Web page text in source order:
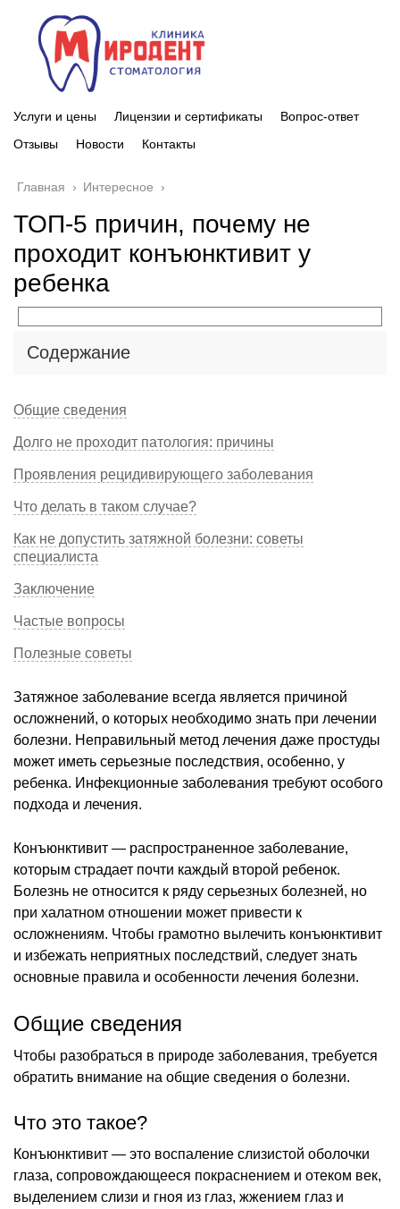
Услуги и цены Лицензии и сертификаты
Вопрос-ответ
Отзывы
Новости Контакты
Главная › Интересное ›
ТОП-5 причин, почему не
проходит конъюнктивит у
ребенка
Содержание
Общие сведения
Долго не проходит патология: причины
Проявления рецидивирующего заболевания
Что делать в таком случае?
Как не допустить затяжной болезни: советы
специалиста
Заключение
Частые вопросы
Полезные советы
Затяжное заболевание всегда является причиной
осложнений, о которых необходимо знать при лечении
болезни. Неправильный метод лечения даже простуды
может иметь серьезные последствия, особенно, у
ребенка. Инфекционные заболевания требуют особого
подхода и лечения.
Конъюнктивит — распространенное заболевание,
которым страдает почти каждый второй ребенок.
Болезнь не относится к ряду серьезных болезней, но
при халатном отношении может привести к
осложнениям. Чтобы грамотно вылечить конъюнктивит
и избежать неприятных последствий, следует знать
основные правила и особенности лечения болезни.
Общие сведения
Чтобы разобраться в природе заболевания, требуется
обратить внимание на общие сведения о болезни.
Что это такое?
Конъюнктивит — это воспаление слизистой оболочки
глаза, сопровождающееся покраснением и отеком век,
выделением слизи и гноя из глаз, жжением глаз и